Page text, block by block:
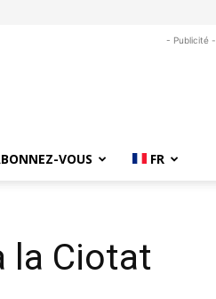
- Publicité -
VOUS FR
la Ciotat